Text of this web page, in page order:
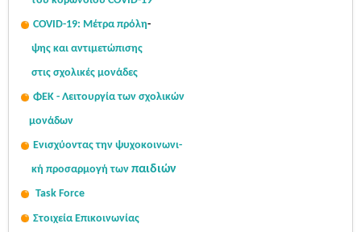
COVID-19: Μέτρα πρόλη-
ψης και αντιμετώπισης
στις σχολικές μονάδες
ΦΕΚ - Λειτουργία των σχολικών
μονάδων
Ενισχύοντας την ψυχοκοινωνι-
κή προσαρμογή των παιδιών
Task Force
Στοιχεία Επικοινωνίας